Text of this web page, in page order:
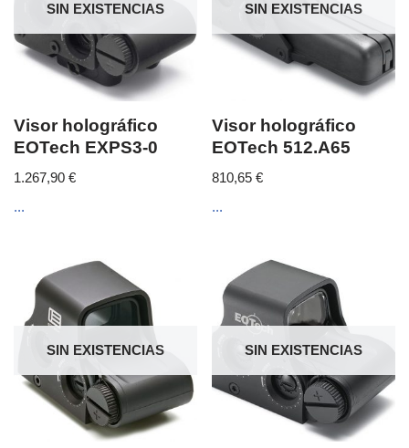
SIN EXISTENCIAS
Visor holográfico
EOTech EXPS3-0
1.267,90 €
...
SIN EXISTENCIAS
Visor holográfico
EOTech 512.A65
810,65€
...
SIN EXISTENCIAS SIN EXISTENCIAS